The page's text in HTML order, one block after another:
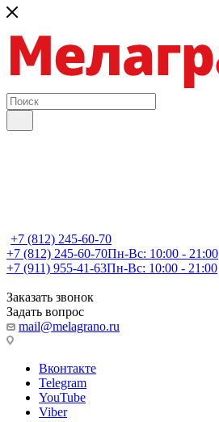
+7 (812) 245-60-70
+7 (812) 245-60-70Пн-Вс: 10:00 - 21:00
+7 (911) 955-41-63Пн-Вс: 10:00 - 21:00
Заказать звонок
Задать вопрос
mail@melagrano.ru
Вконтакте
Telegram
YouTube
Viber